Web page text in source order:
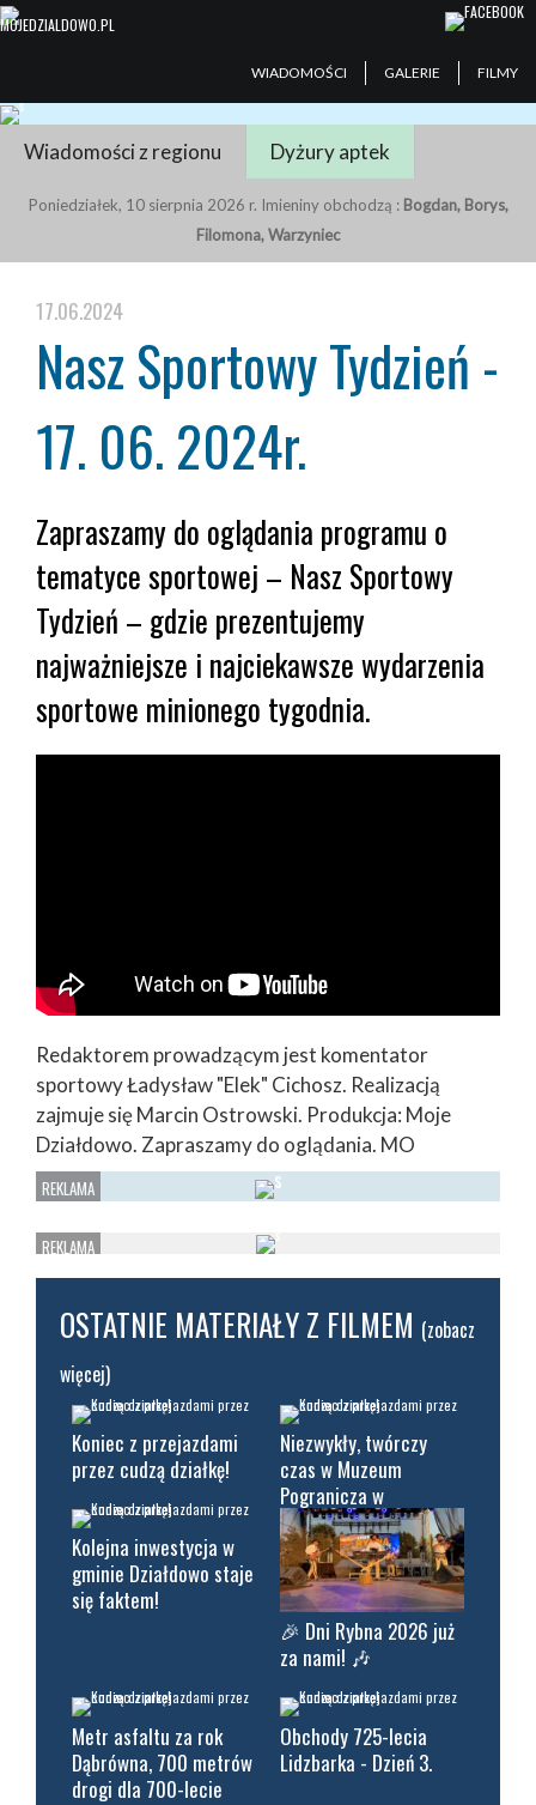
WIADOMOŚCI GALERIE FILMY
Wiadomości z regionu Dyżury aptek
Poniedziałek, 10 sierpnia 2026 r. Imieniny obchodzą : Bogdan, Borys,
Filomona, Warzyniec
17.06.2024
Nasz Sportowy Tydzień -
17. 06. 2024r.
Zapraszamy do oglądania programu o
tematyce sportowej – Nasz Sportowy
Tydzień – gdzie prezentujemy
najważniejsze i najciekawsze wydarzenia
sportowe minionego tygodnia.
Redaktorem prowadzącym jest komentator
sportowy Ładysław "Elek" Cichosz. Realizacją
zajmuje się Marcin Ostrowski. Produkcja: Moje
Działdowo. Zapraszamy do oglądania. MO
OSTATNIE MATERIAŁY Z FILMEM (zobacz
więcej)
Koniec z przejazdami
przez cudzą działkę!
Niezwykły, twórczy
czas w Muzeum
Pogranicza w
Działdowie!
Kolejna inwestycja w
gminie Działdowo staje
się faktem!
🎉 Dni Rybna 2026 już
za nami! 🎶
Metr asfaltu za rok
Dąbrówna, 700 metrów
drogi dla 700-lecie
Obchody 725-lecia
Lidzbarka - Dzień 3.